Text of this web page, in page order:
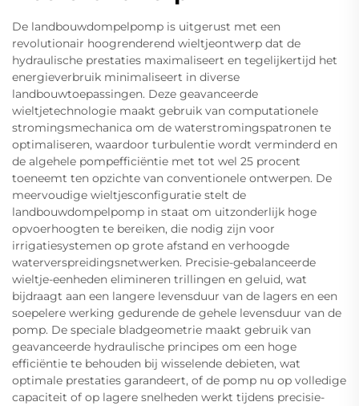
De landbouwdompelpomp is uitgerust met een
revolutionair hoogrenderend wieltjeontwerp dat de
hydraulische prestaties maximaliseert en tegelijkertijd het
energieverbruik minimaliseert in diverse
landbouwtoepassingen. Deze geavanceerde
wieltjetechnologie maakt gebruik van computationele
stromingsmechanica om de waterstromingspatronen te
optimaliseren, waardoor turbulentie wordt verminderd en
de algehele pompefficiëntie met tot wel 25 procent
toeneemt ten opzichte van conventionele ontwerpen. De
meervoudige wieltjesconfiguratie stelt de
landbouwdompelpomp in staat om uitzonderlijk hoge
opvoerhoogten te bereiken, die nodig zijn voor
irrigatiesystemen op grote afstand en verhoogde
waterverspreidingsnetwerken. Precisie-gebalanceerde
wieltje-eenheden elimineren trillingen en geluid, wat
bijdraagt aan een langere levensduur van de lagers en een
soepelere werking gedurende de gehele levensduur van de
pomp. De speciale bladgeometrie maakt gebruik van
geavanceerde hydraulische principes om een hoge
efficiëntie te behouden bij wisselende debieten, wat
optimale prestaties garandeert, of de pomp nu op volledige
capaciteit of op lagere snelheden werkt tijdens precisie-